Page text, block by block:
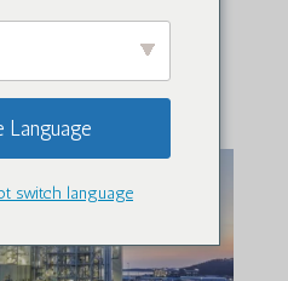
0 пікір
Language
switch language